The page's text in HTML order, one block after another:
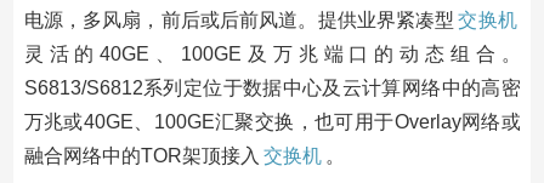
电源，多风扇，前后或后前风道。提供业界紧凑型 交换机
灵活的40GE、100GE及万兆端口的动态组合。
S6813/S6812系列定位于数据中心及云计算网络中的高密
万兆或40GE、100GE汇聚交换，也可用于Overlay网络或
融合网络中的TOR架顶接入 交换机 。